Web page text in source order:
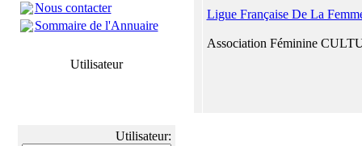
Nous contacter
Sommaire de l'Annuaire
Utilisateur
Utilisateur:
Ligue Française De La
Association Féminine